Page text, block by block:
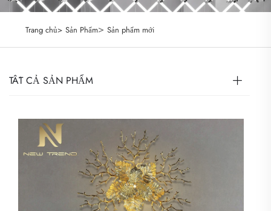
Trang chủ> Sản Phẩm> Sản phẩm mới
TẤT CẢ SẢN PHẨM